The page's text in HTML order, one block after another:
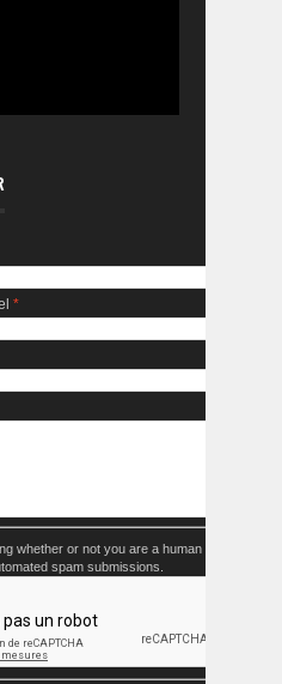
*
whether or not you are a human
spam submissions.